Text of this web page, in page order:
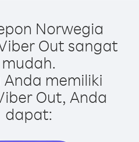
Norwegia
Out sangat
mudah.
Anda memiliki
Out, Anda
dapat: